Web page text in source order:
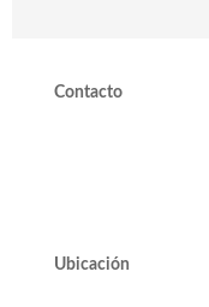
Contacto
Ubicación